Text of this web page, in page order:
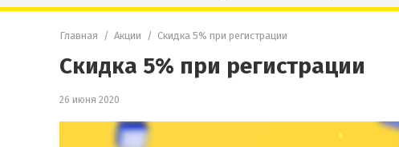
Главная Акции Скидка 5% при регистрации
Скидка 5% при регистрации
26 июня 2020